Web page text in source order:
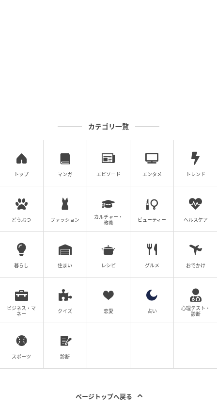
カテゴリ一覧
トップ マンガ エピソード エンタメ トレンド
どうぶつ ファッション
カルチャー・
教養
ビューティー ヘルスケア
暮らし 住まい レシピ グルメ おでかけ
ビジネス・マ
ネー
クイズ 恋愛 占い
心理テスト・
診断
スポーツ 診断
ページトップへ戻る